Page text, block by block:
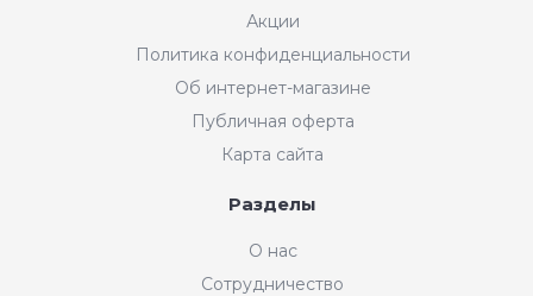
Акции
Политика конфиденциальности
Об интернет-магазине
Публичная оферта
Карта сайта
Разделы
О нас
Сотрудничество